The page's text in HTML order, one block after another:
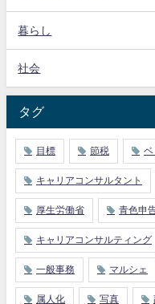
暮らし
社会
タグ
目標 節税 ベ
キャリアコンサルタント
厚生労働省 青色申
キャリアコンサルティング
一般事務 マルシェ
属人化 写真